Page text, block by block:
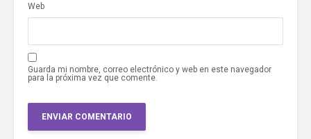
Web
Guarda mi nombre, correo electrónico y web en este navegador
para la próxima vez que comente.